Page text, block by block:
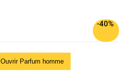
-40%
Ouvrir Parfum homme